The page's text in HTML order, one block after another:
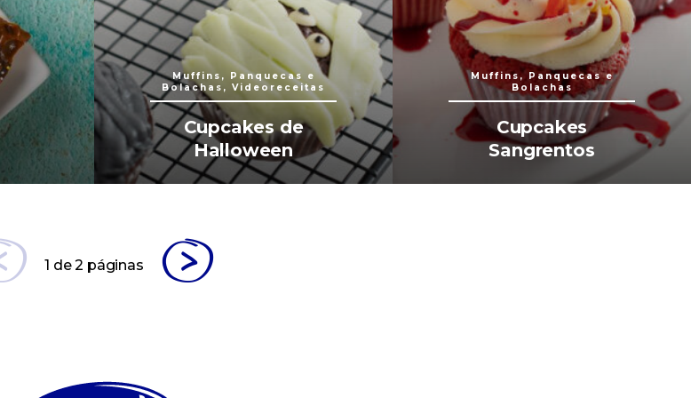
Muffins, Panquecas e
Bolachas, Videoreceitas
Cupcakes de
Halloween
Muffins, Panquecas e
Bolachas
Cupcakes
Sangrentos
1 de 2 páginas